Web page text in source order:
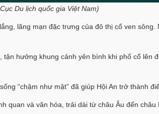
Du lịch quốc gia Việt Nam)
lãng mạn đặc trưng của đô thị cổ ven
hưởng khung cảnh yên bình khi phố cổ lên
“chậm như mật” đã giúp Hội An trở thành
và văn hóa, trải dài từ châu Âu đến